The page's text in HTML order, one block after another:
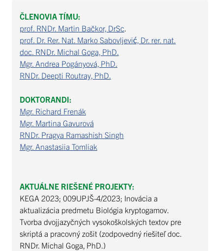
ČLENOVIA TÍMU:
prof. RNDr. Martin Bačkor, DrSc.
prof. Dr. Rer. Nat. Marko Sabovljević, Dr. rer. nat.
doc. RNDr. Michal Goga, PhD.
Mgr. Andrea Pogányová, PhD.
RNDr. Deepti Routray, PhD.
DOKTORANDI:
Mgr. Richard Frenák
Mgr. Martina Gavurová
RNDr. Pragya Ramashish Singh
Mgr. Anastasiia Tomliak
AKTUÁLNE RIEŠENÉ PROJEKTY:
KEGA 2023; 009UPJŠ-4/2023; Inovácia a
aktualizácia predmetu Biológia kryptogamov.
Tvorba dvojjazyčných vysokoškolských textov pre
skriptá a pracovný zošit (zodpovedný riešiteľ doc.
RNDr. Michal Goga, PhD.)